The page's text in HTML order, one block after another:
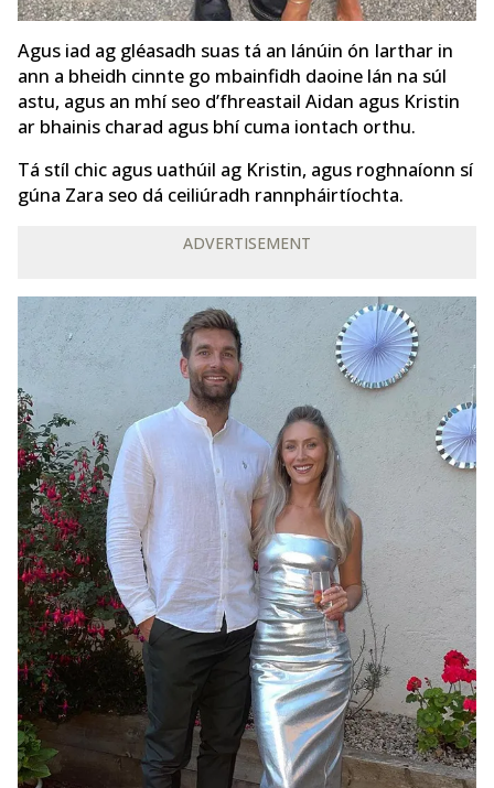
Agus iad ag gléasadh suas tá an lánúin ón Iarthar in
ann a bheidh cinnte go mbainfidh daoine lán na súl
astu, agus an mhí seo d’fhreastail Aidan agus Kristin
ar bhainis charad agus bhí cuma iontach orthu.
Tá stíl chic agus uathúil ag Kristin, agus roghnaíonn sí
gúna Zara seo dá ceiliúradh rannpháirtíochta.
ADVERTISEMENT